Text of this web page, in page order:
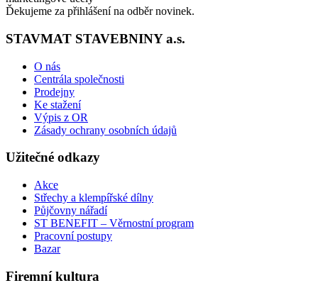
Ďekujeme za přihlášení na odběr novinek.
STAVMAT STAVEBNINY a.s.
O nás
Centrála společnosti
Prodejny
Ke stažení
Výpis z OR
Zásady ochrany osobních údajů
Užitečné odkazy
Akce
Střechy a klempířské dílny
Půjčovny nářadí
ST BENEFIT – Věrnostní program
Pracovní postupy
Bazar
Firemní kultura